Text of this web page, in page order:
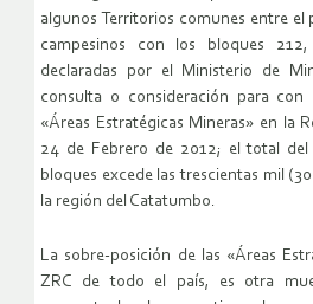
algunos Territorios comunes entre el
campesinos con los bloques
declaradas por el Ministerio de
consulta o consideración para con
«Áreas Estratégicas Mineras» en la
24 de Febrero de 2012; el total del
bloques excede las trescientas mil
la región del Catatumbo.
La sobre-posición de las «Áreas
ZRC de todo el país, es otra